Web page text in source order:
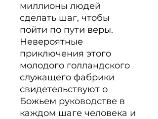
миллионы людей
сделать шаг, чтобы
пойти по пути веры.
Невероятные
приключения этого
молодого голландского
служащего фабрики
свидетельствуют о
Божьем руководстве в
каждом шаге человека и